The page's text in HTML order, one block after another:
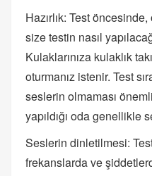
Hazırlık: Test
size testin nasıl
Kulaklarınıza kulaklık
oturmanız istenir. Test
seslerin olmaması
yapıldığı oda genellikle
Seslerin dinletilmesi: Test
frekanslarda ve